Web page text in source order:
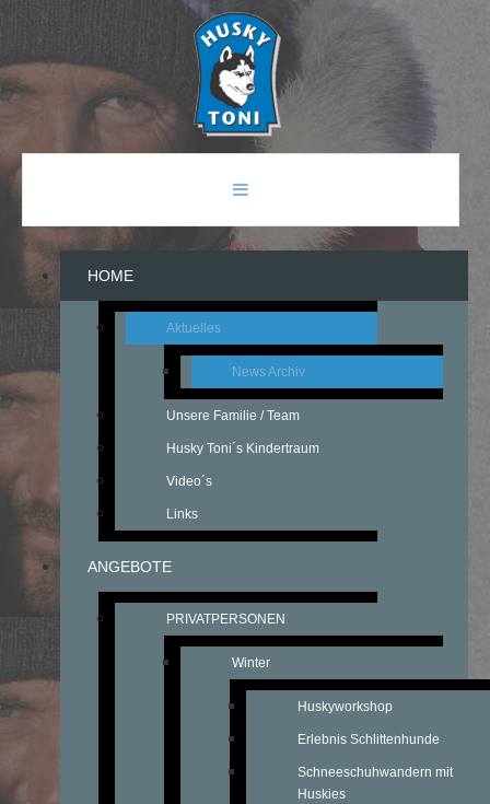
HOME
Aktuelles
News Archiv
Unsere Familie / Team
Husky Toni´s Kindertraum
Video´s
Links
ANGEBOTE
PRIVATPERSONEN
Winter
Huskyworkshop
Erlebnis Schlittenhunde
Schneeschuhwandern mit
Huskies